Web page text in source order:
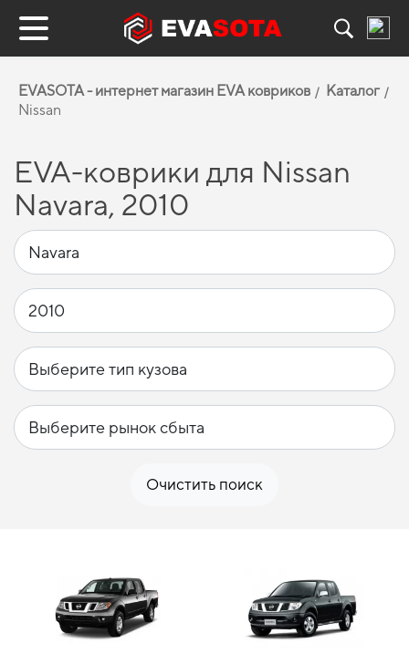
EVASOTA - интернет магазин EVA ковриков
Каталог
Nissan
EVA-коврики для Nissan
Navara, 2010
Очистить поиск